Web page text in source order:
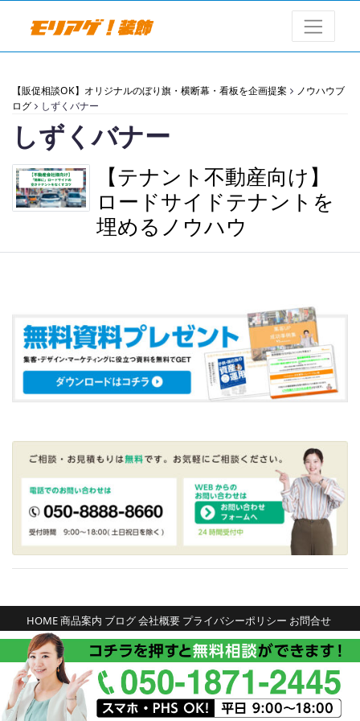
【販促相談OK】オリジナルのぼり旗・横断幕・看板を企画提案
ノウハウブ
ログ
しずくバナー
しずくバナー
【テナント不動産向け】
ロードサイドテナントを
埋めるノウハウ
HOME商品案内 ブログ会社概要 プライバシーポリシー お問合せ
2016 Copyright © ENDLINE Co.,Ltd. All right reserved.